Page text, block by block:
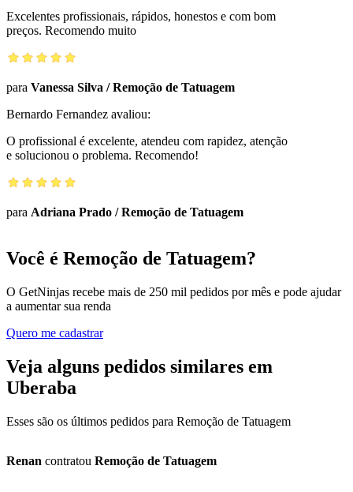
Excelentes profissionais, rápidos, honestos e com bom
preços. Recomendo muito
para Vanessa Silva /Remoção de Tatuagem
Bernardo Fernandez avaliou:
O profissional é excelente, atendeu com rapidez, atenção
e solucionou o problema. Recomendo!
para Adriana Prado /Remoção de Tatuagem
Você é Remoção de Tatuagem?
O GetNinjas recebe mais de 250 mil pedidos por mês e pode ajudar
a aumentar sua renda
Quero me cadastrar
Veja alguns pedidos similares em
Uberaba
Esses são os últimos pedidos para Remoção de Tatuagem
Renan contratou Remoção de Tatuagem